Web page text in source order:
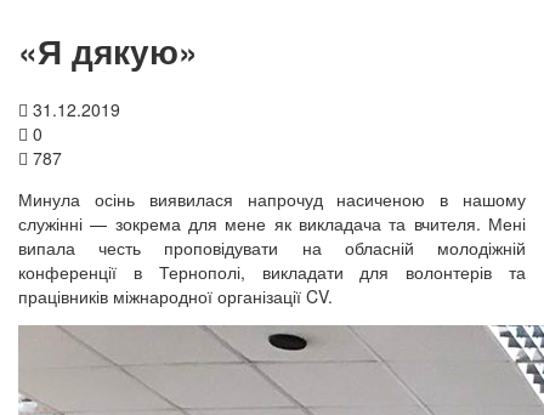
«Я дякую»
31.12.2019
0
787
Минула осінь виявилася напрочуд насиченою в нашому
служінні — зокрема для мене як викладача та вчителя. Мені
випала честь проповідувати на обласній молодіжній
конференції в Тернополі, викладати для волонтерів та
працівників міжнародної організації CV.